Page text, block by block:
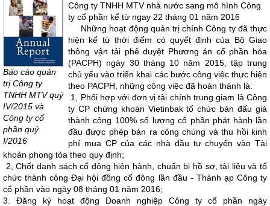
Báo cáo quản
trị Công ty
TNHH MTV quý
IV/2015 và
Công ty cổ
phần quý
I/2016
Công ty TNHH MTV nhà nước sang mô hình Công
ty cổ phần kể từ ngay 22 tháng 01 năm 2016
Những hoạt động quản trị chính Công ty đã thực
hiện kể từ thời điểm có quyết định của Bộ Giao
thông vận tải phê duyệt Phương án cổ phần hóa
(PACPH) ngày 30 tháng 10 năm 2015, tập trung
chủ yếu vào triển khai các bước công việc thực hiện
theo PACPH, những công việc đã hoàn thành là:
1, Phối hợp với đơn vị tài chính trung giam là Công
ty CP chứng khoán Vietinbak tổ chức bán đấu giá
thành công 100% số lượng cổ phần phát hành lần
đầu được phép bán ra công chúng và thu hồi kinh
phí mua CP của các nhà đầu tư chuyển vào Tài
khoản phong tỏa theo quy định;
2, Chốt danh sách cổ đông hiện hành, chuẩn bị hồ sơ, tài liệu và tổ
chức thành công Đại hội đồng cổ đông lần đầu - Thành ạp Công ty
cổ phần vào ngày 08 tháng 01 năm 2016;
3. Đăng ký hoạt động Doanh nghiệp Công ty cổ phần ngày